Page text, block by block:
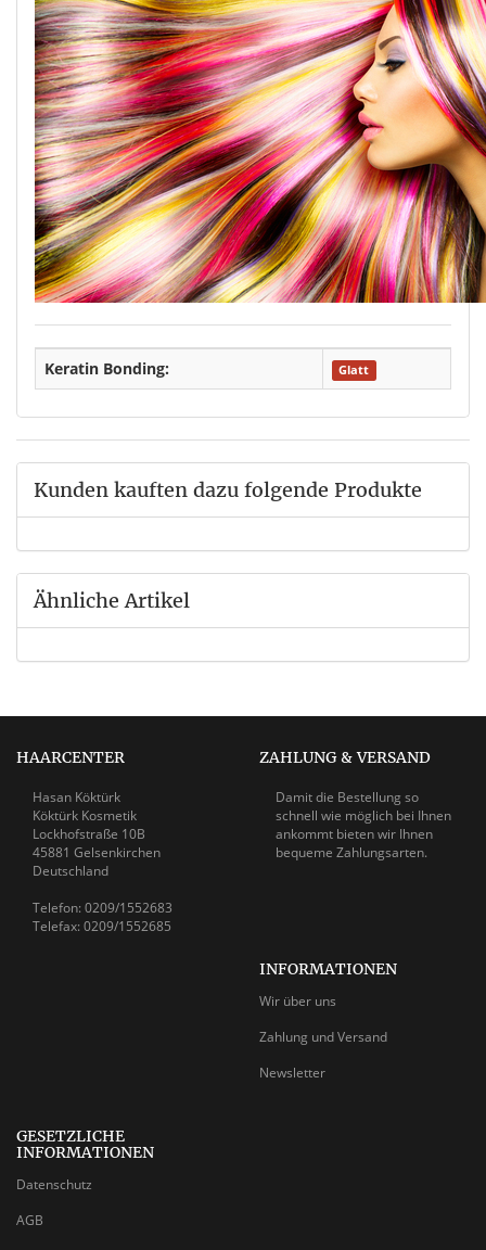
Keratin Bonding: Glatt
Kunden kauften dazu folgende Produkte
Ähnliche Artikel
HAARCENTER
Hasan Köktürk
Köktürk Kosmetik
Lockhofstraße 10B
45881 Gelsenkirchen
Deutschland
Telefon: 0209/1552683
Telefax: 0209/1552685
ZAHLUNG & VERSAND
Damit die Bestellung so
schnell wie möglich bei Ihnen
ankommt bieten wir Ihnen
bequeme Zahlungsarten.
INFORMATIONEN
Wir über uns
Zahlung und Versand
Newsletter
GESETZLICHE
INFORMATIONEN
Datenschutz
AGB